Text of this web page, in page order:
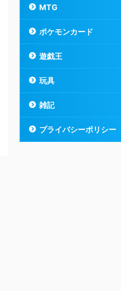
MTG
ポケモンカード
遊戯王
玩具
雑記
プライバシーポリシー